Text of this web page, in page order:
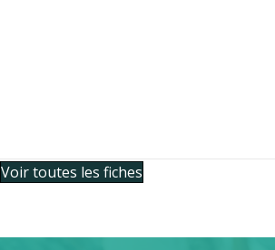
Voir toutes les fiches